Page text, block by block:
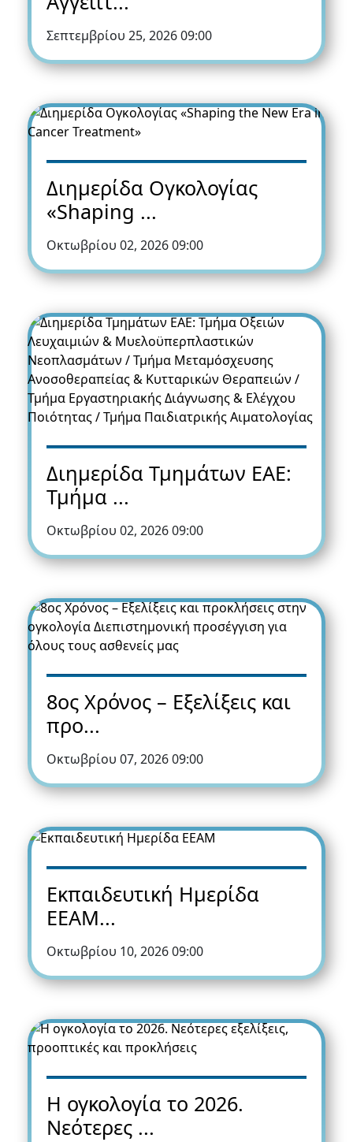
Σεπτεμβρίου 25, 2026 09:00
Διημερίδα Ογκολογίας
«Shaping ...
Οκτωβρίου 02, 2026 09:00
Διημερίδα Τμημάτων ΕΑΕ:
Τμήμα ...
Οκτωβρίου 02, 2026 09:00
8ος Χρόνος – Εξελίξεις και
προ...
Οκτωβρίου 07, 2026 09:00
Εκπαιδευτική Ημερίδα
ΕΕΑΜ...
Οκτωβρίου 10, 2026 09:00
Η ογκολογία το 2026.
Νεότερες ...